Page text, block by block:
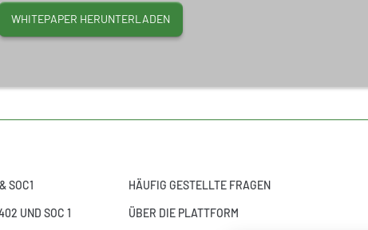
WHITEPAPER HERUNTERLADEN
SOC1
UND SOC 1
HÄUFIG GESTELLTE FRAGEN
ÜBER DIE PLATTFORM